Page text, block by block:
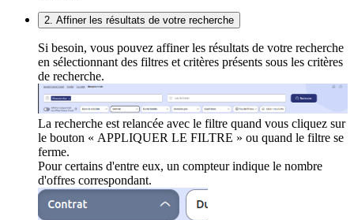
2. Affiner les résultats de votre recherche
Si besoin, vous pouvez affiner les résultats de votre recherche
en sélectionnant des filtres et critères présents sous les critères
de recherche.
La recherche est relancée avec le filtre quand vous cliquez sur
le bouton « APPLIQUER LE FILTRE » ou quand le filtre se
ferme.
Pour certains d'entre eux, un compteur indique le nombre
d'offres correspondant.